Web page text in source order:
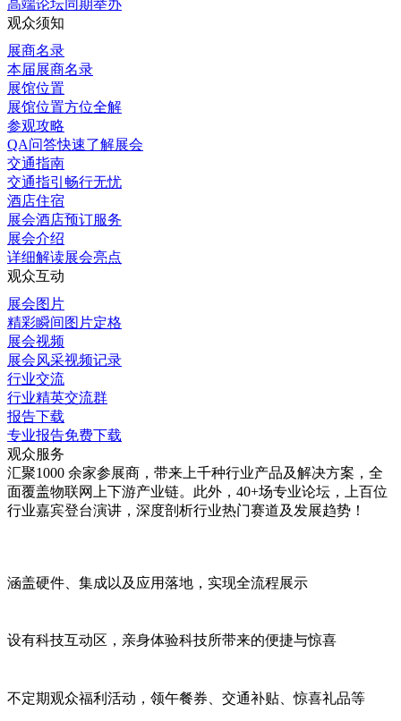
高端论坛同期举办
观众须知
展商名录
本届展商名录
展馆位置
展馆位置方位全解
参观攻略
QA问答快速了解展会
交通指南
交通指引畅行无忧
酒店住宿
展会酒店预订服务
展会介绍
详细解读展会亮点
观众互动
展会图片
精彩瞬间图片定格
展会视频
展会风采视频记录
行业交流
行业精英交流群
报告下载
专业报告免费下载
观众服务
汇聚1000 余家参展商，带来上千种行业产品及解决方案，全
面覆盖物联网上下游产业链。此外，40+场专业论坛，上百位
行业嘉宾登台演讲，深度剖析行业热门赛道及发展趋势！
涵盖硬件、集成以及应用落地，实现全流程展示
设有科技互动区 ，亲身体验科技所带来的便捷与惊喜
不定期观众福利活动 ，领午餐券、交通补贴、惊喜礼品等